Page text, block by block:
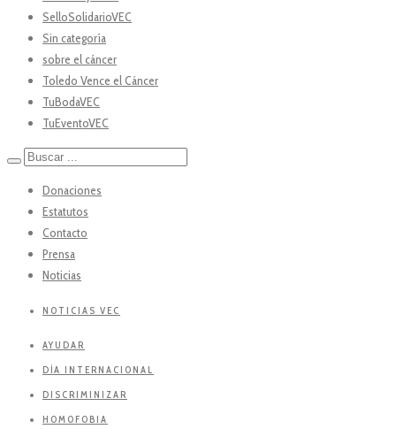
SelloSolidarioVEC
Sin categoría
sobre el cáncer
Toledo Vence el Cáncer
TuBodaVEC
TuEventoVEC
Donaciones
Estatutos
Contacto
Prensa
Noticias
NOTICIAS VEC
AYUDAR
DÍA INTERNACIONAL
DISCRIMINIZAR
HOMOFOBIA